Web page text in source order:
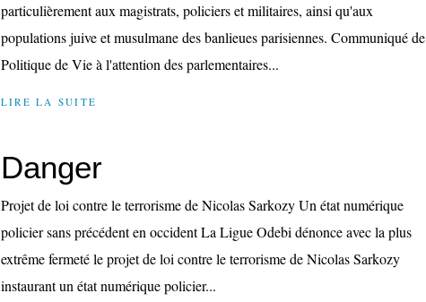
particulièrement aux magistrats, policiers et militaires, ainsi qu'aux
populations juive et musulmane des banlieues parisiennes. Communiqué de
Politique de Vie à l'attention des parlementaires...
LIRE LA SUITE
Danger
Projet de loi contre le terrorisme de Nicolas Sarkozy Un état numérique
policier sans précédent en occident La Ligue Odebi dénonce avec la plus
extrême fermeté le projet de loi contre le terrorisme de Nicolas Sarkozy
instaurant un état numérique policier...